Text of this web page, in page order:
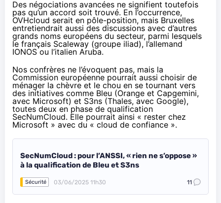
Des négociations avancées ne signifient toutefois
pas qu’un accord soit trouvé. En l’occurrence,
OVHcloud serait en pôle-position, mais Bruxelles
entretiendrait aussi des discussions avec d’autres
grands noms européens du secteur, parmi lesquels
le français Scaleway (groupe iliad), l’allemand
IONOS ou l’italien Aruba.
Nos confrères ne l’évoquent pas, mais la
Commission européenne pourrait aussi choisir de
ménager la chèvre et le chou en se tournant vers
des initiatives comme Bleu (Orange et Capgemini,
avec Microsoft) et S3ns (Thales, avec Google),
toutes deux en phase de qualification
SecNumCloud. Elle pourrait ainsi « rester chez
Microsoft » avec du « cloud de confiance ».
SecNumCloud : pour l’ANSSI, « rien ne s’oppose »
à la qualification de Bleu et S3ns
Sécurité 03/06/2025 11h30 11